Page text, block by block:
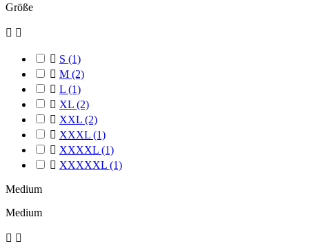
Größe
 
 S (1)
 M (2)
 L (1)
 XL (2)
 XXL (2)
 XXXL (1)
 XXXXL (1)
 XXXXXL (1)
Medium
Medium
 